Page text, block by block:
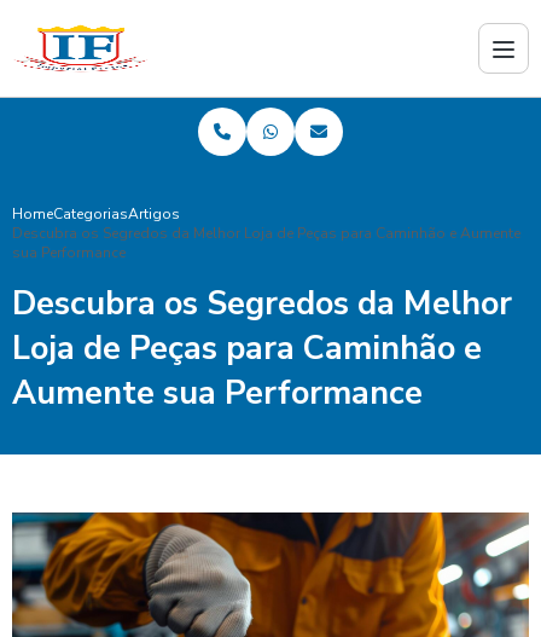
HomeCategoriasArtigos
Descubra os Segredos da Melhor Loja de Peças para Caminhão e Aumente
sua Performance
Descubra os Segredos da Melhor
Loja de Peças para Caminhão e
Aumente sua Performance